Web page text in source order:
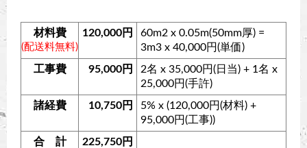
材料費
(配送料無料)
120,000円
60m2 x 0.05m(50mm厚) =
3m3 x 40,000円(単価)
工事費
95,000円
2名 x 35,000円(日当) + 1名 x
25,000円(手許)
諸経費
10,750円
5% x (120,000円(材料) +
95,000円(工事))
合 計
225,750円